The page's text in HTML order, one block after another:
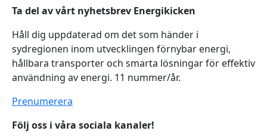
Ta del av vårt nyhetsbrev Energikicken
Håll dig uppdaterad om det som händer i
sydregionen inom utvecklingen förnybar energi,
hållbara transporter och smarta lösningar för effektiv
användning av energi. 11 nummer/år.
Prenumerera
Följ oss i våra sociala kanaler!